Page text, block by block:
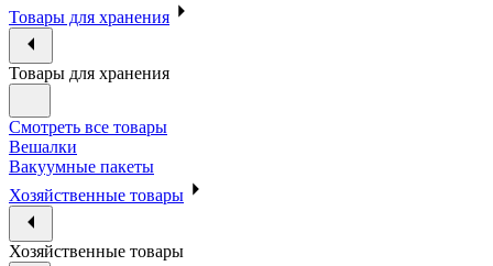
Товары для хранения
Товары для хранения
Смотреть все товары
Вешалки
Вакуумные пакеты
Хозяйственные товары
Хозяйственные товары